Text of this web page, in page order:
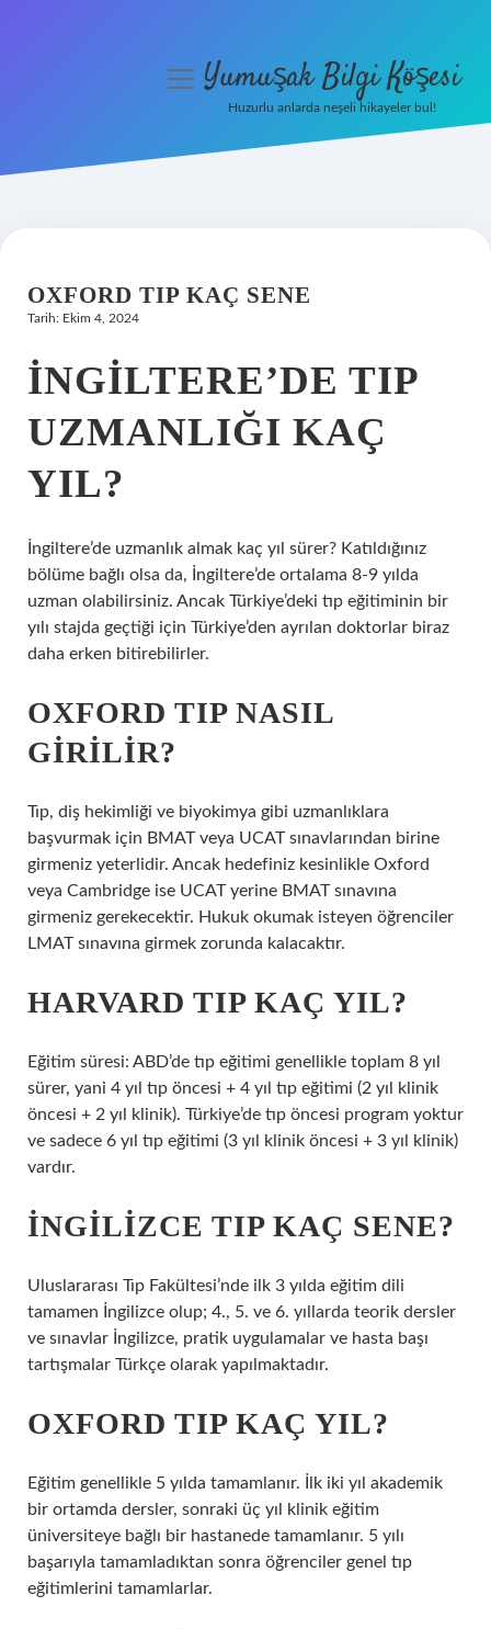
Hakkımızda
menüyüYumuşak Bilgi Köşesi
Huzurlu anlarda neşeli hikayeler bul!
OXFORD TIP KAÇ SENE
Tarih: Ekim 4, 2024
İNGILTERE’DE TIP
UZMANLIĞI KAÇ
YIL?
İngiltere’de uzmanlık almak kaç yıl sürer? Katıldığınız
bölüme bağlı olsa da, İngiltere’de ortalama 8-9 yılda
uzman olabilirsiniz. Ancak Türkiye’deki tıp eğitiminin bir
yılı stajda geçtiği için Türkiye’den ayrılan doktorlar biraz
daha erken bitirebilirler.
OXFORD TIP NASIL
GIRILIR?
Tıp, diş hekimliği ve biyokimya gibi uzmanlıklara
başvurmak için BMAT veya UCAT sınavlarından birine
girmeniz yeterlidir. Ancak hedefiniz kesinlikle Oxford
veya Cambridge ise UCAT yerine BMAT sınavına
girmeniz gerekecektir. Hukuk okumak isteyen öğrenciler
LMAT sınavına girmek zorunda kalacaktır.
HARVARD TIP KAÇ YIL?
Eğitim süresi: ABD’de tıp eğitimi genellikle toplam 8 yıl
sürer, yani 4 yıl tıp öncesi + 4 yıl tıp eğitimi (2 yıl klinik
öncesi + 2 yıl klinik). Türkiye’de tıp öncesi program yoktur
ve sadece 6 yıl tıp eğitimi (3 yıl klinik öncesi + 3 yıl klinik)
vardır.
İNGILIZCE TIP KAÇ SENE?
Uluslararası Tıp Fakültesi’nde ilk 3 yılda eğitim dili
tamamen İngilizce olup; 4., 5. ve 6. yıllarda teorik dersler
ve sınavlar İngilizce, pratik uygulamalar ve hasta başı
tartışmalar Türkçe olarak yapılmaktadır.
OXFORD TIP KAÇ YIL?
Eğitim genellikle 5 yılda tamamlanır. İlk iki yıl akademik
bir ortamda dersler, sonraki üç yıl klinik eğitim
üniversiteye bağlı bir hastanede tamamlanır. 5 yılı
başarıyla tamamladıktan sonra öğrenciler genel tıp
eğitimlerini tamamlarlar.